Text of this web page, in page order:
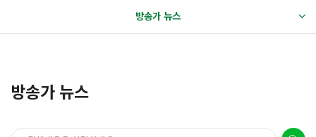
방송가 뉴스
방송가 뉴스